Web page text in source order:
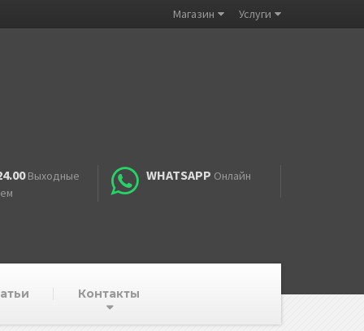
Магазин Услуги
Выходные
WHATSAPP Онлайн
Контакты